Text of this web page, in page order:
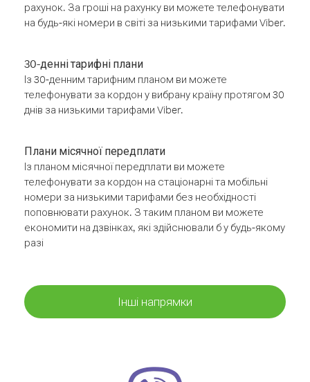
рахунок. За гроші на рахунку ви можете телефонувати
на будь-які номери в світі за низькими тарифами Viber.
30-денні тарифні плани
Із 30-денним тарифним планом ви можете
телефонувати за кордон у вибрану країну протягом 30
днів за низькими тарифами Viber.
Плани місячної передплати
Із планом місячної передплати ви можете
телефонувати за кордон на стаціонарні та мобільні
номери за низькими тарифами без необхідності
поповнювати рахунок. З таким планом ви можете
економити на дзвінках, які здійснювали б у будь-якому
разі
Інші напрямки